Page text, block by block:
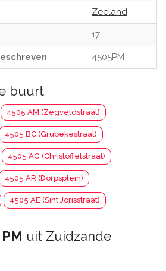
Zeeland
17
4505PM
buurt
4505 AM (Zegveldstraat)
4505 BC (Grubekestraat)
4505 AG (Christoffelstraat)
4505 AR (Dorpsplein)
4505 AE (Sint Jorisstraat)
uit Zuidzande